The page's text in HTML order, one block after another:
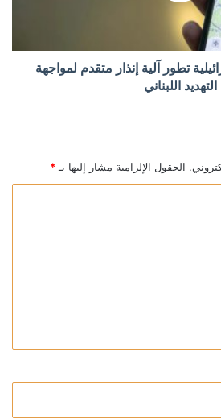
تطور آلية إنذار متقدم لمواجهة
التهديد اللبناني
الحقول الإلزامية مشار إليها بـ *